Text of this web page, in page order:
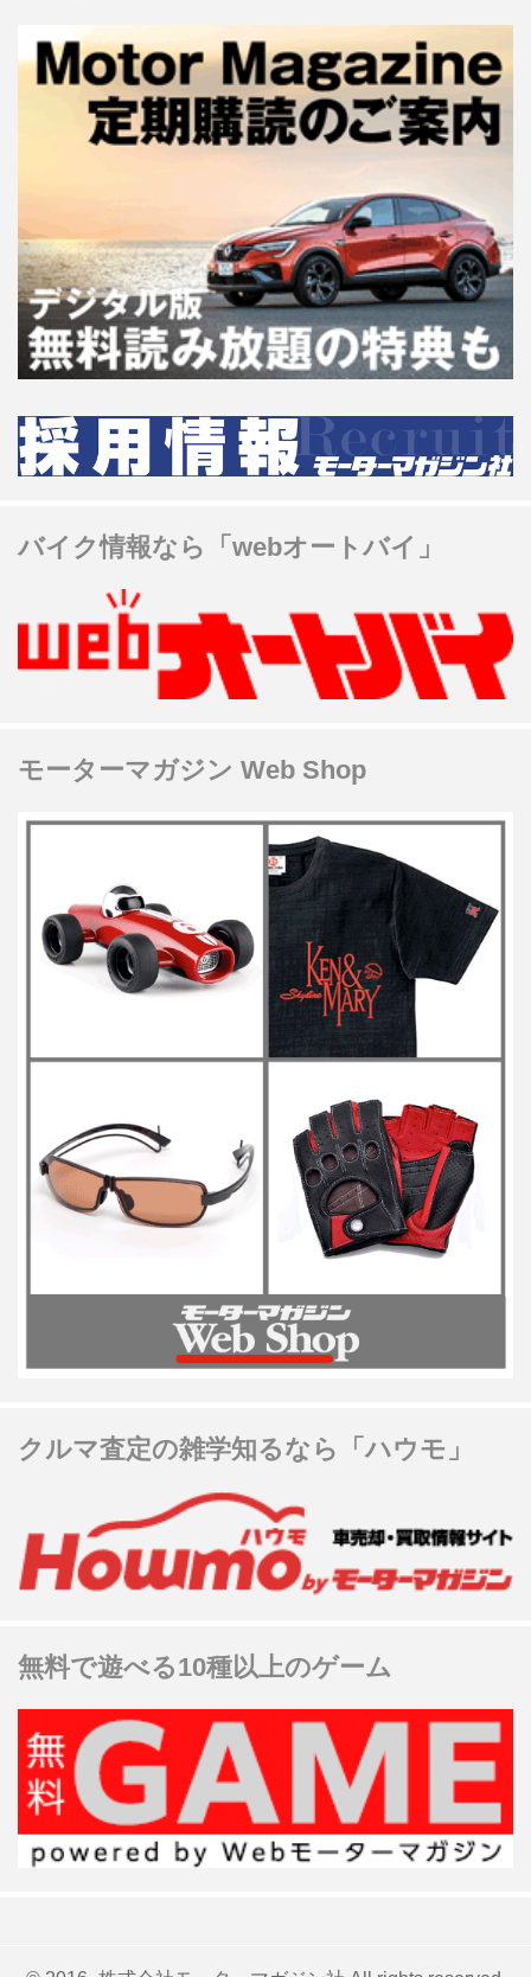
バイク情報なら「webオートバイ」
モーターマガジン Web Shop
クルマ査定の雑学知るなら「ハウモ」
無料で遊べる10種以上のゲーム